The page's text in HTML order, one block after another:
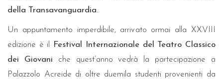
della Transavanguardia.
Un appuntamento imperdibile, arrivato ormai alla XXVIII
edizione è il
Festival Internazionale del Teatro Classico
dei Giovani che quest’anno vedrà la partecipazione a
Palazzolo Acreide di oltre duemila studenti provenienti da